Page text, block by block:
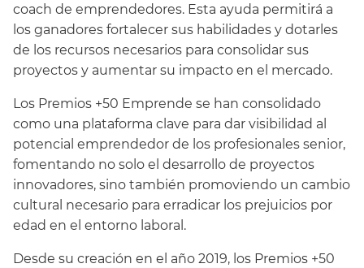
coach de emprendedores. Esta ayuda permitirá a
los ganadores fortalecer sus habilidades y dotarles
de los recursos necesarios para consolidar sus
proyectos y aumentar su impacto en el mercado.
Los Premios +50 Emprende se han consolidado
como una plataforma clave para dar visibilidad al
potencial emprendedor de los profesionales senior,
fomentando no solo el desarrollo de proyectos
innovadores, sino también promoviendo un cambio
cultural necesario para erradicar los prejuicios por
edad en el entorno laboral.
Desde su creación en el año 2019, los Premios +50